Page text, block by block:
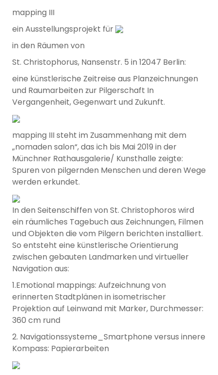
mapping III
ein Ausstellungsprojekt für
in den Räumen von
St. Christophorus, Nansenstr. 5 in 12047 Berlin:
eine künstlerische Zeitreise aus Planzeichnungen
und Raumarbeiten zur Pilgerschaft In
Vergangenheit, Gegenwart und Zukunft.
mapping III steht im Zusammenhang mit dem
„nomaden salon“, das ich bis Mai 2019 in der
Münchner Rathausgalerie/ Kunsthalle zeigte:
Spuren von pilgernden Menschen und deren Wege
werden erkundet.
In den Seitenschiffen von St. Christophoros wird
ein räumliches Tagebuch aus Zeichnungen, Filmen
und Objekten die vom Pilgern berichten installiert.
So entsteht eine künstlerische Orientierung
zwischen gebauten Landmarken und virtueller
Navigation aus:
1.Emotional mappings: Aufzeichnung von
erinnerten Stadtplänen in isometrischer
Projektion auf Leinwand mit Marker, Durchmesser:
360 cm rund
2. Navigationssysteme_Smartphone versus innere
Kompass: Papierarbeiten